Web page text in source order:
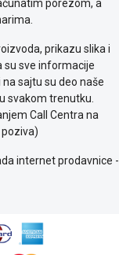
porezom, a
prikazu slika i
su sve informacije
sajtu su deo naše
svakom trenutku.
Call Centra na
internet prodavnice -